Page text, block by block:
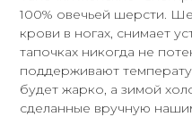
100% овечьей шерсти.
крови в ногах, снимает
тапочках никогда не
поддерживают
будет жарко, а зимой
сделанные вручную